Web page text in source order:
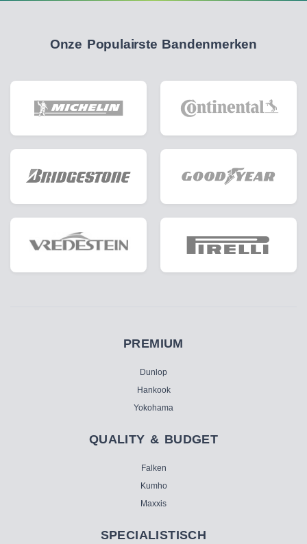
Onze Populairste Bandenmerken
PREMIUM
Dunlop
Hankook
Yokohama
QUALITY & BUDGET
Falken
Kumho
Maxxis
SPECIALISTISCH